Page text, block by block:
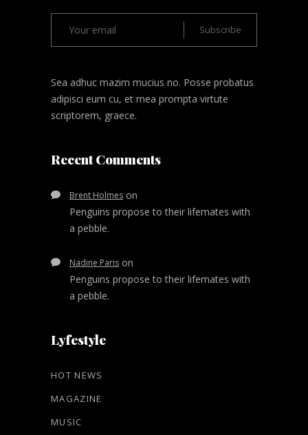
Sea adhuc mazim mucius no. Posse probatus
adipisci eum cu, et mea prompta virtute
scriptorem, graece.
Recent Comments
Brent Holmes on
Penguins propose to their lifemates with
a pebble.
Nadine Paris on
Penguins propose to their lifemates with
a pebble.
Lyfestyle
HOT NEWS
MAGAZINE
MUSIC